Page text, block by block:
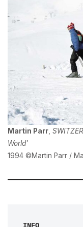
Martin Parr,
World’
1994 ©Martin Parr /